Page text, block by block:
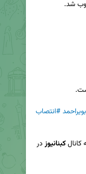
#انتصاب
کانال کبنانیوز